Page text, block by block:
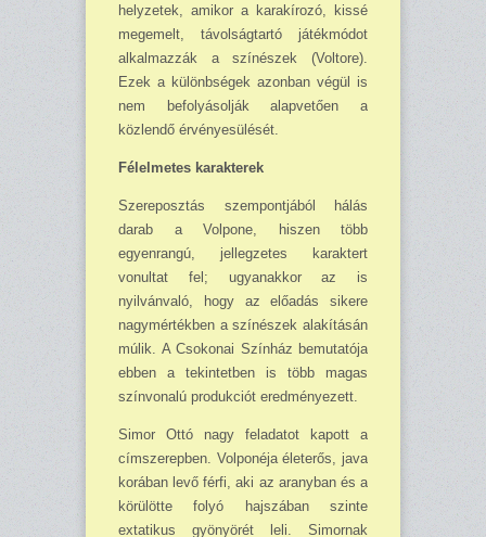
helyzetek, amikor a karakírozó, kissé
megemelt, távol­ságtartó játékmódot
alkal­mazzák a színészek (Voltore).
Ezek a különbségek azonban végül is
nem befolyásolják alapvetően a
közlendő érvé­nyesülését.
Félelmetes karakterek
Szereposztás szempontjából hálás
darab a Volpone, hi­szen több
egyenrangú, jelleg­zetes karak­tert
vonultat fel; ugyanakkor az is
nyilvánva­ló, hogy az előadás sikere
nagymértékben a szí­nészek alakításán
múlik. A Csokonai Színház bemutatója
ebben a tekintetben is több magas
színvonalú produkciót ered­ményezett.
Simor Ottó nagy feladatot kapott a
címszerepben. Volponéja életerős, java
korában levő férfi, aki az aranyban és a
körülötte folyó hajszá­ban szinte
extatikus gyönyö­rét leli. Simornak